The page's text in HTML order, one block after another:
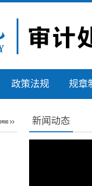
政策法规 规章
新闻动态